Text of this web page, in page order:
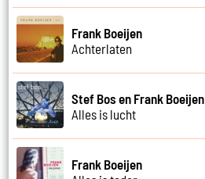
Frank Boeijen
Achterlaten
Stef Bos en Frank Boeijen
Alles is lucht
Frank Boeijen